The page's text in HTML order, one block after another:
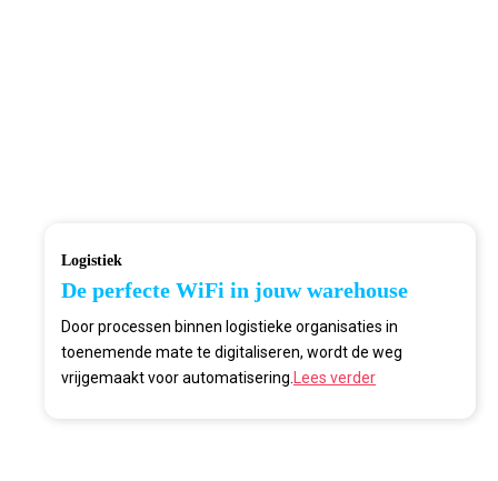
Logistiek
De perfecte WiFi in jouw warehouse
Door processen binnen logistieke organisaties in
toenemende mate te digitaliseren, wordt de weg
vrijgemaakt voor automatisering.
Lees verder